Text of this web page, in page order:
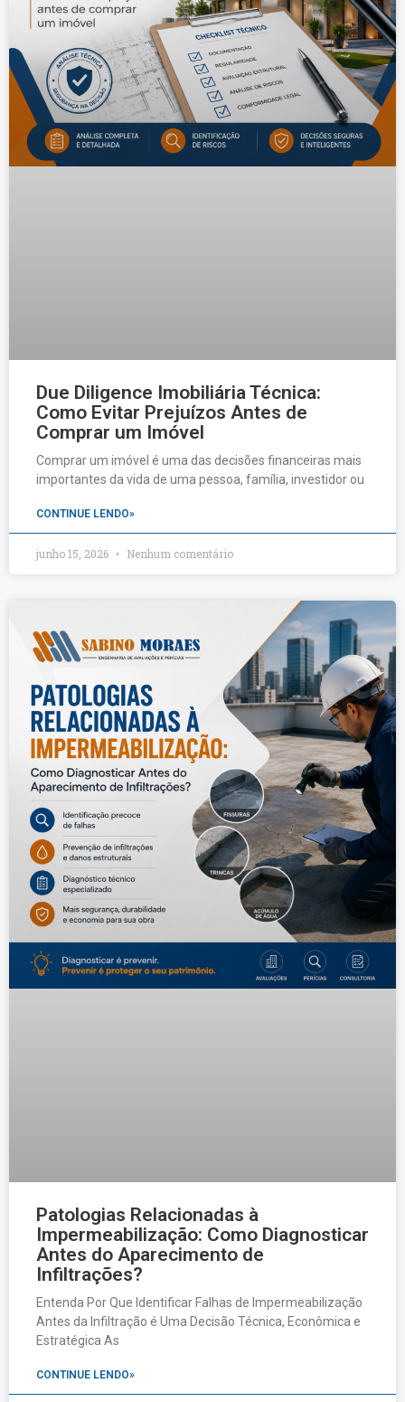
Due Diligence Imobiliária Técnica:
Como Evitar Prejuízos Antes de
Comprar um Imóvel
Comprar um imóvel é uma das decisões financeiras mais
importantes da vida de uma pessoa, família, investidor ou
CONTINUE LENDO»
junho 15, 2026 Nenhum comentário
Patologias Relacionadas à
Impermeabilização: Como Diagnosticar
Antes do Aparecimento de
Infiltrações?
Entenda Por Que Identificar Falhas de Impermeabilização
Antes da Infiltração é Uma Decisão Técnica, Econômica e
Estratégica As
CONTINUE LENDO»